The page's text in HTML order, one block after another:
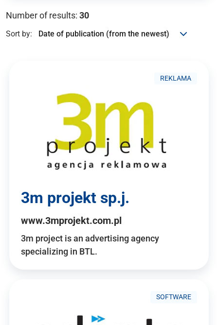
Number of results: 30
Sort by:
REKLAMA
3m projekt sp.j.
www.3mprojekt.com.pl
3m project is an advertising agency
specializing in BTL.
SOFTWARE